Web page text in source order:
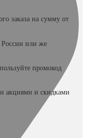
заказа на сумму от
России или же
промокод
акциями и скидками